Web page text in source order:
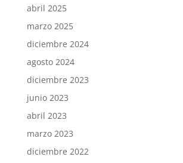
abril 2025
marzo 2025
diciembre 2024
agosto 2024
diciembre 2023
junio 2023
abril 2023
marzo 2023
diciembre 2022